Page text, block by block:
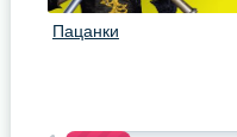
Пацанки